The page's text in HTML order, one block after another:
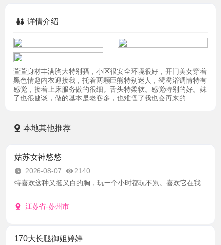
详情介绍
萱萱身材丰满胸大特别骚，小区很安全环境很好，开门美女穿着
黑色情趣内衣迎接我，托着两颗巨熊特别迷人，鸳鸯浴调情特有
感觉，接着上床服务做的很细。舌头特柔软。感觉特别的好。妹
子也很健谈，做的基本是老客多，也难怪了我也会再来的
本地其他推荐
姑苏女神悠悠
2026-08-07
2140
特喜欢这种又挺又白的胸，玩一个小时都玩不累。喜欢它在我 ...
江苏省-苏州市
170大长腿御姐婷婷